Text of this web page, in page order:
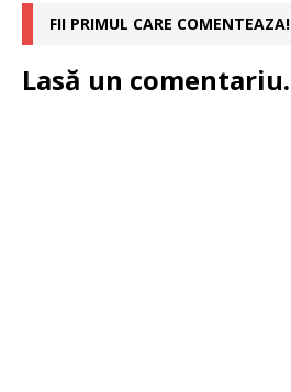
FII PRIMUL CARE COMENTEAZA!
Lasă un comentariu.